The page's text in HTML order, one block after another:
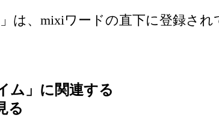
は、mixiワードの直下に登録され
ム」に関連する
る